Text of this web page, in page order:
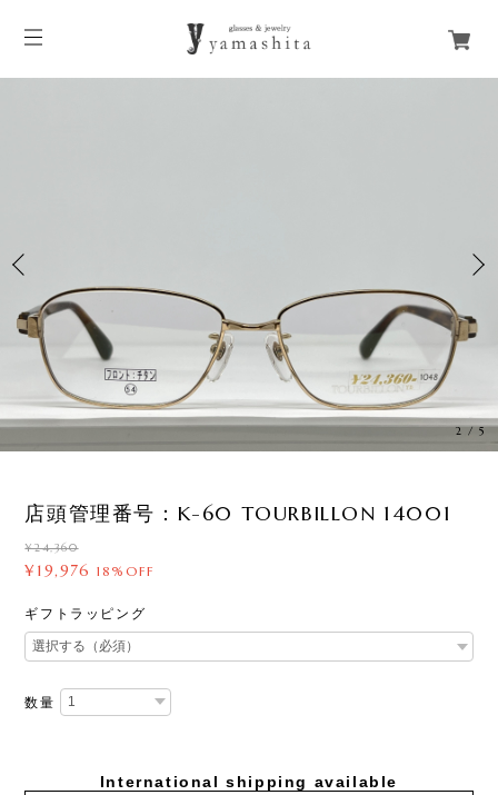
3/5
店頭管理番号：K-60 TOURBILLON 14001
¥24,360
¥19,976 18%OFF
ギフトラッピング
数量
International shipping available